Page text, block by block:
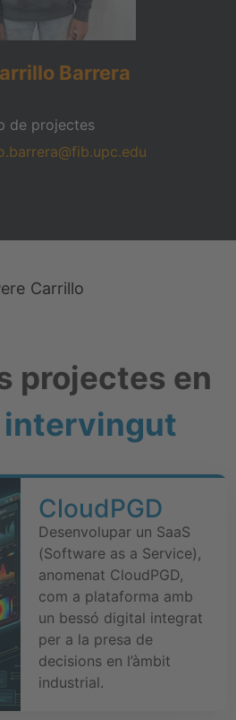
Barrera
de projectes
Carrillo
projectes en
intervingut
CloudPGD
Desenvolupar un SaaS
(Software as a Service),
anomenat CloudPGD,
com a plataforma amb
un bessó digital integrat
per a la presa de
decisions en l’àmbit
industrial.